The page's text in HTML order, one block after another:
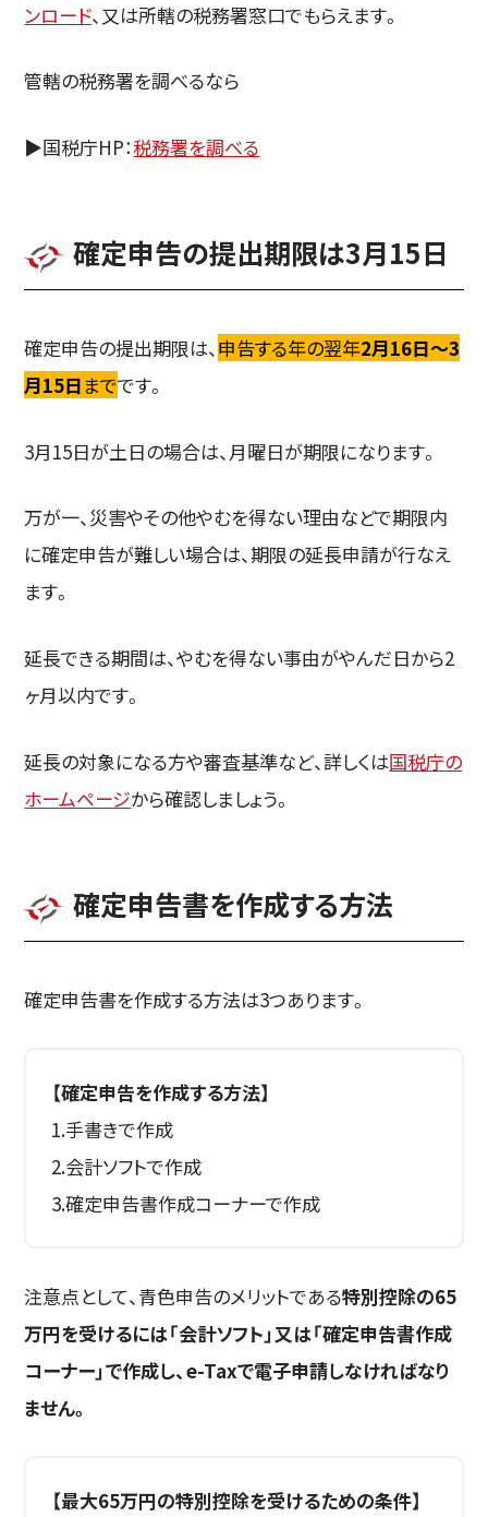
ンロード、又は所轄の税務署窓口でもらえます。
管轄の税務署を調べるなら
▶️国税庁HP：税務署を調べる
確定申告の提出期限は3月15日
確定申告の提出期限は、 申告する年の翌年2月16日〜3
月15日までです。
3月15日が土日の場合は、月曜日が期限になります。
万が一、災害やその他やむを得ない理由などで期限内
に確定申告が難しい場合は、期限の延長申請が行なえ
ます。
延長できる期間は、やむを得ない事由がやんだ日から2
ヶ月以内です。
延長の対象になる方や審査基準など、詳しくは国税庁の
ホームページから確認しましょう。
確定申告書を作成する方法
確定申告書を作成する方法は3つあります。
【確定申告を作成する方法】
1.手書きで作成
2.会計ソフトで作成
3.確定申告書作成コーナーで作成
注意点として、青色申告のメリットである特別控除の65
万円を受けるには「会計ソフト」又は「確定申告書作成
コーナー」で作成し、e-Taxで電子申請しなければなり
ません。
【最大65万円の特別控除を受けるための条件】